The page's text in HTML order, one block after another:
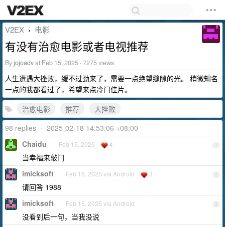
V2EX › 电影
有没有治愈电影或者电视推荐
Byjojoadvat Feb 15, 2025 · 7275 views
人生遭遇大挫败，缓不过劲来了，需要一点绝望缝隙的光。 稍微知名
一点的我都看过了，希望来点冷门佳片。
治愈电影
推荐
大挫败
98 replies • 2025-02-18 14:53:06 +08:00
1
Chaidu Feb 15, 2025 4
当幸福来敲门
2
imicksoft Feb 15, 2025 via Android 3
请回答 1988
3
imicksoft Feb 15, 2025 via Android
没看到后一句，当我没说